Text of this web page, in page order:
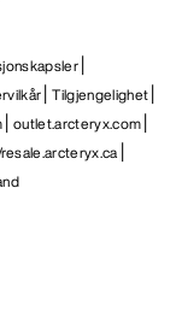
Tilgjengelighet
outlet.arcteryx.com